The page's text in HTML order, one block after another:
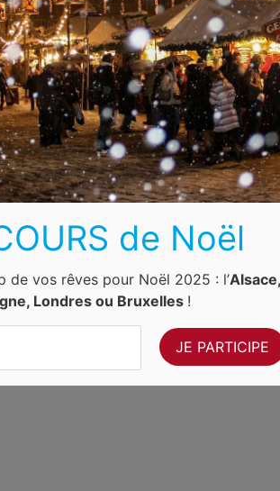
Allemagne Pays-Bas Suisse
géré parVolo Media.
de Noël
de vos rêves pour Noël 2025 : l’
Londres ou Bruxelles !